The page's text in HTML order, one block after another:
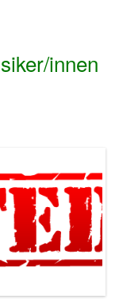
innen